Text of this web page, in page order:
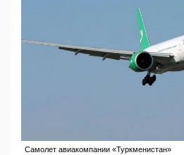
Самолет авиакомпании «Туркменистан»